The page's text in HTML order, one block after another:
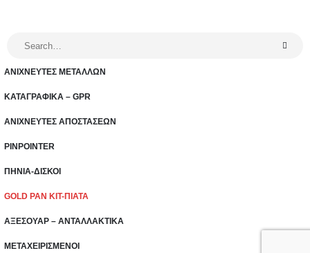
ΑΝΙΧΝΕΥΤΕΣ ΜΕΤΑΛΛΩΝ
ΚΑΤΑΓΡΑΦΙΚΑ – GPR
ΑΝΙΧΝΕΥΤΕΣ ΑΠΟΣΤΑΣΕΩΝ
PINPOINTER
ΠΗΝΙΑ-ΔΙΣΚΟΙ
GOLD PAN KIT-ΠΙΑΤΑ
ΑΞΕΣΟΥΑΡ – ΑΝΤΑΛΛΑΚΤΙΚΑ
ΜΕΤΑΧΕΙΡΙΣΜΕΝΟΙ